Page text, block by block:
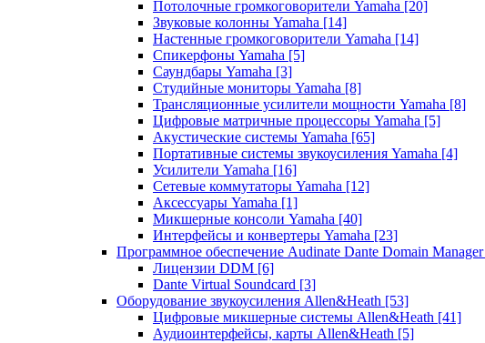
Потолочные громкоговорители Yamaha [20]
Звуковые колонны Yamaha [14]
Настенные громкоговорители Yamaha [14]
Спикерфоны Yamaha [5]
Саундбары Yamaha [3]
Студийные мониторы Yamaha [8]
Трансляционные усилители мощности Yamaha [8]
Цифровые матричные процессоры Yamaha [5]
Акустические системы Yamaha [65]
Портативные системы звукоусиления Yamaha [4]
Усилители Yamaha [16]
Сетевые коммутаторы Yamaha [12]
Аксессуары Yamaha [1]
Микшерные консоли Yamaha [40]
Интерфейсы и конвертеры Yamaha [23]
Программное обеспечение Audinate Dante Domain Manager
Лицензии DDM [6]
Dante Virtual Soundcard [3]
Оборудование звукоусиления Allen&Heath [53]
Цифровые микшерные системы Allen&Heath [41]
Аудиоинтерфейсы, карты Allen&Heath [5]